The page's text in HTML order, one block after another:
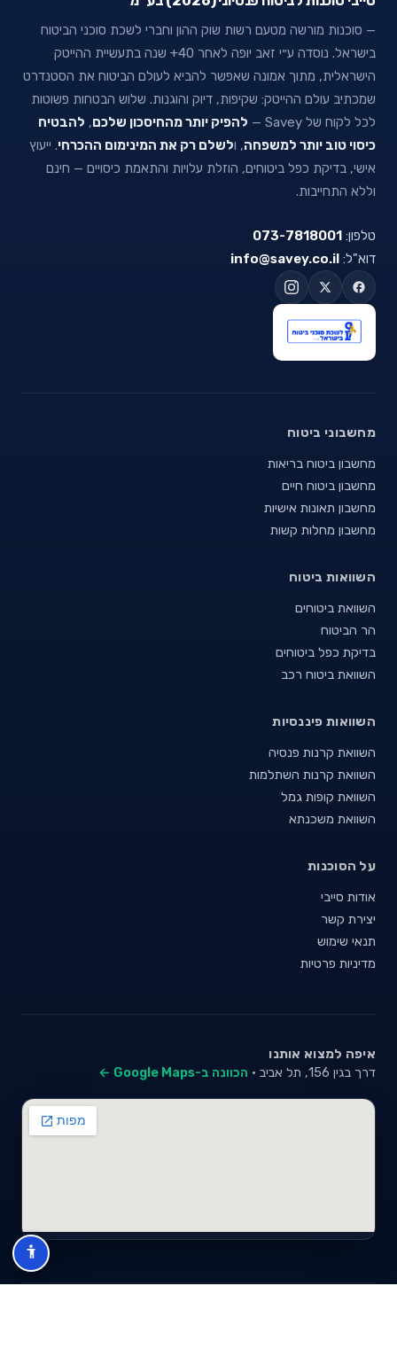
— סוכנות מורשה מטעם רשות שוק ההון וחברי לשכת סוכני הביטוח
בישראל. נוסדה ע״י זאב יופה לאחר 40+ שנה בתעשיית ההייטק
הישראלית, מתוך אמונה שאפשר להביא לעולם הביטוח את הסטנדרט
שמכתיב עולם ההייטק: שקיפות, דיוק והוגנות. שלוש הבטחות פשוטות
לכל לקוח של Savey —
להפיק יותר מהחיסכון שלכם, להבטיח
כיסוי טוב יותר למשפחה, ולשלם רק את המינימום ההכרחי. ייעוץ
אישי, בדיקת כפל ביטוחים, הוזלת עלויות והתאמת כיסויים — חינם
וללא התחייבות.
טלפון: 073-7818001
דוא"ל: info@savey.co.il
מחשבוני ביטוח
מחשבון ביטוח בריאות
מחשבון ביטוח חיים
מחשבון תאונות אישיות
מחשבון מחלות קשות
השוואות ביטוח
השוואת ביטוחים
הר הביטוח
בדיקת כפל ביטוחים
השוואת ביטוח רכב
השוואות פיננסיות
השוואת קרנות פנסיה
השוואת קרנות השתלמות
השוואת קופות גמל
השוואת משכנתא
על הסוכנות
אודות סייבי
יצירת קשר
תנאי שימוש
מדיניות פרטיות
איפה למצוא אותנו
דרך בגין 156, תל אביב · הכוונה ב-Google Maps ←